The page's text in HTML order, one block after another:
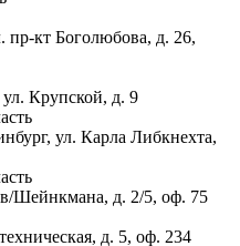
пр-кт Боголюбова, д. 26,
Крупской, д. 9
ул. Карла Либкнехта,
Шейнкмана, д. 2/5, оф. 75
д. 5, оф. 234